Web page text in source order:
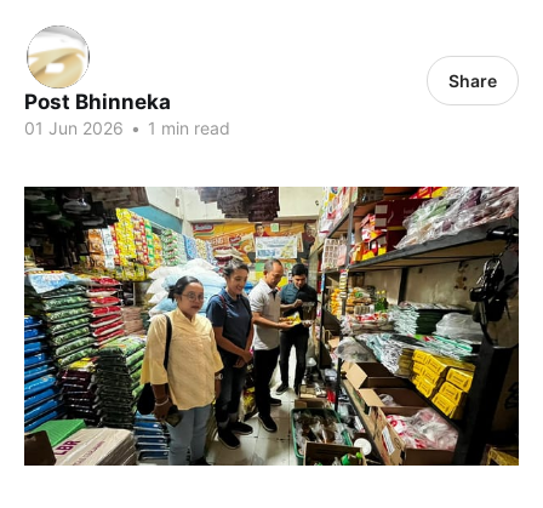
Post Bhinneka
01 Jun 2026 • 1 min read
Share